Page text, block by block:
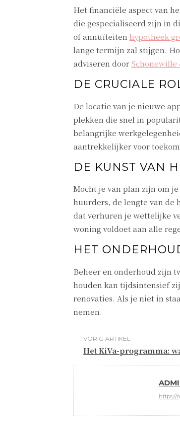
Het financiële aspect van
die gespecialiseerd zijn in
of annuïteiten hypotheek
lange termijn zal stijgen.
adviseren doorSchonewille
DE CRUCIALE
De locatie van je nieuwe
plekken die snel in
belangrijke
aantrekkelijker voor
DE KUNST VAN
Mocht je van plan zijn om
huurders, de lengte van de
dat verhuren je wettelijke
woning voldoet aan alle
HET
Beheer en onderhoud zijn
houden kan tijdsintensief
renovaties. Als je niet in
nemen.
VORIG ARTIKEL
Het KiVa-programma:
https://